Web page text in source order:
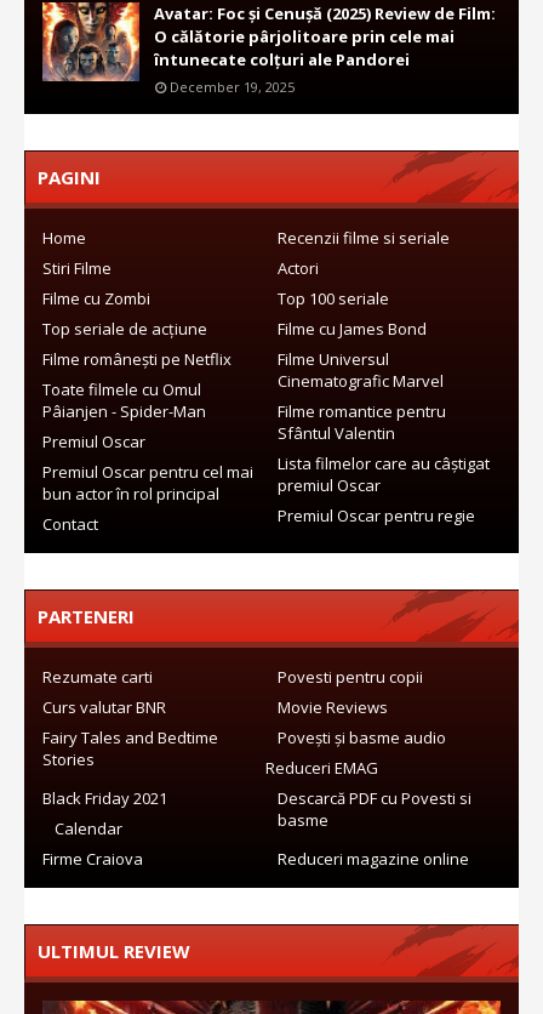
Avatar: Foc și Cenușă (2025) Review de Film:
O călătorie pârjolitoare prin cele mai
întunecate colțuri ale Pandorei
December 19, 2025
PAGINI
Home
Recenzii filme si seriale
Stiri Filme
Actori
Filme cu Zombi
Top 100 seriale
Top seriale de acțiune
Filme cu James Bond
Filme românești pe Netflix
Filme Universul
Cinematografic Marvel
Toate filmele cu Omul
Pâianjen - Spider-Man
Filme romantice pentru
Sfântul Valentin
Premiul Oscar
Lista filmelor care au câștigat
premiul Oscar
Premiul Oscar pentru cel mai
bun actor în rol principal
Premiul Oscar pentru regie
Contact
PARTENERI
Rezumate carti
Povesti pentru copii
Curs valutar BNR
Movie Reviews
Fairy Tales and Bedtime
Stories
Povești și basme audio
Reduceri EMAG
Descarcă PDF cu Povesti si
basme
Black Friday 2021
Calendar
Firme Craiova
Reduceri magazine online
ULTIMUL REVIEW